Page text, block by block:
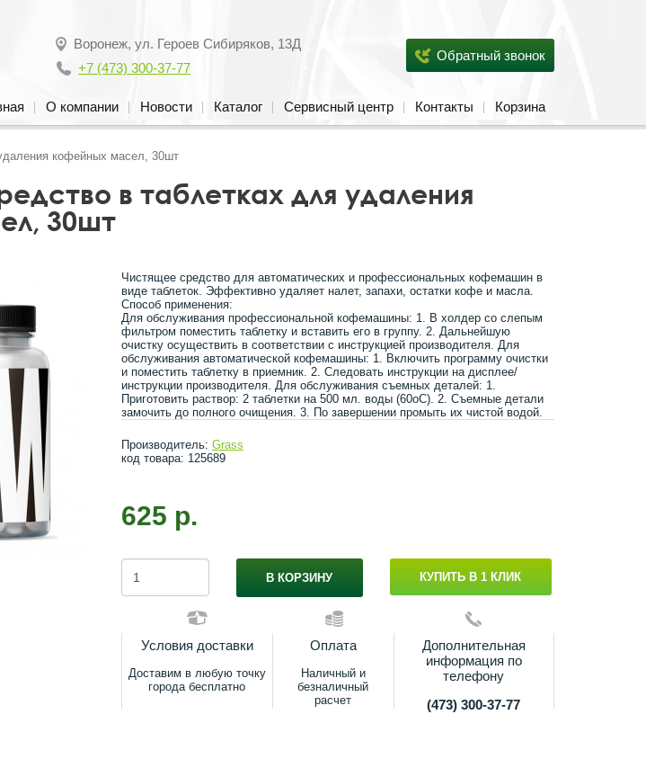
Воронеж, ул. Героев Сибиряков, 13Д
+7 (473) 300-37-77
Обратный звонок
О компании Новости Каталог Сервисный центр Контакты Корзина
кофейных масел, 30шт
в таблетках для удаления
30шт
Чистящее средство для автоматических и профессиональных кофемашин в
виде таблеток. Эффективно удаляет налет, запахи, остатки кофе и масла.
Способ применения:
Для обслуживания профессиональной кофемашины: 1. В холдер со слепым
фильтром поместить таблетку и вставить его в группу. 2. Дальнейшую
очистку осуществить в соответствии с инструкцией производителя. Для
обслуживания автоматической кофемашины: 1. Включить программу очистки
и поместить таблетку в приемник. 2. Следовать инструкции на дисплее/
инструкции производителя. Для обслуживания съемных деталей: 1.
Приготовить раствор: 2 таблетки на 500 мл. воды (60оС). 2. Съемные детали
замочить до полного очищения. 3. По завершении промыть их чистой водой.
Производитель:Grass
код товара: 125689
625 р.
В КОРЗИНУ КУПИТЬ В 1 КЛИК
Условия доставки
Доставим в любую точку
города бесплатно
Оплата
Наличный и
безналичный
расчет
Дополнительная
информация по
телефону
(473) 300-37-77